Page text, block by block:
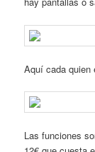
Aquí cada quien
Las funciones